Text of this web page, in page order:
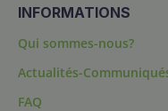
INFORMATIONS
Qui sommes-nous?
Actualités-
FAQ